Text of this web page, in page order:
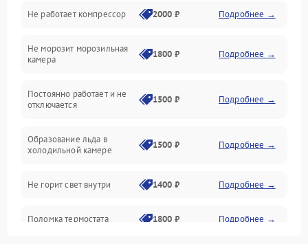
Электропитание
Дренаж
Не работает компрессор 2000 ₽ Подробнее →
Не морозит морозильная
камера
1800 ₽ Подробнее →
Постоянно работает и не
отключается
1500 ₽ Подробнее →
Образование льда в
холодильной камере
1500 ₽ Подробнее →
Не горит свет внутри 1400 ₽ Подробнее →
Поломка термостата 1800 ₽ Подробнее →